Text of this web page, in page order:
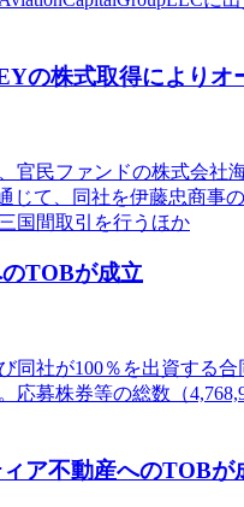
の株式取得によりオ
官民ファンドの株式会社
じて、同社を伊藤忠商事
国間取引を行うほか
TOBが成立
同社が100％を出資する
応募株券等の総数（
ア不動産へのTOBが